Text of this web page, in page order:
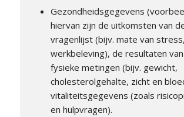
Gezondheidsgegevens
hiervan zijn de uitkomsten van
vragenlijst (bijv. mate van
werkbeleving), de resultaten
fysieke metingen (bijv. gewicht,
cholesterolgehalte, zicht en
vitaliteitsgegevens (zoals
en hulpvragen).